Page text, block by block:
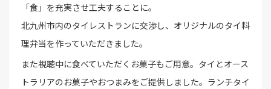
「食」を充実させ工夫することに。
北九州市内のタイレストランに交渉し、オリジナルのタイ料
理弁当を作っていただきました。
また視聴中に食べていただくお菓子もご用意。タイとオース
トラリアのお菓子やおつまみをご提供しました。ランチタイ